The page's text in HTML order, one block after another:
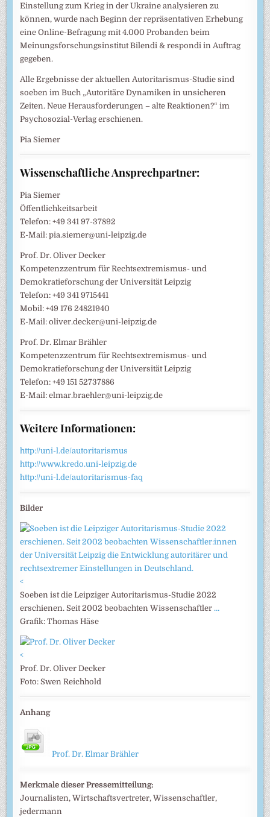
Einstellung zum Krieg in der Ukraine analysieren zu
können, wurde nach Beginn der repräsentativen Erhebung
eine Online-Befragung mit 4.000 Probanden beim
Meinungsforschungsinstitut Bilendi & respondi in Auftrag
gegeben.
Alle Ergebnisse der aktuellen Autoritarismus-Studie sind
soeben im Buch „Autoritäre Dynamiken in unsicheren
Zeiten. Neue Herausforderungen – alte Reaktionen?“ im
Psychosozial-Verlag erschienen.
Pia Siemer
Wissenschaftliche Ansprechpartner:
Pia Siemer
Öffentlichkeitsarbeit
Telefon: +49 341 97-37892
E-Mail: pia.siemer@uni-leipzig.de
Prof. Dr. Oliver Decker
Kompetenzzentrum für Rechtsextremismus- und
Demokratieforschung der Universität Leipzig
Telefon: +49 341 9715441
Mobil: +49 176 24821940
E-Mail: oliver.decker@uni-leipzig.de
Prof. Dr. Elmar Brähler
Kompetenzzentrum für Rechtsextremismus- und
Demokratieforschung der Universität Leipzig
Telefon: +49 151 52737886
E-Mail: elmar.braehler@uni-leipzig.de
Weitere Informationen:
http://uni-l.de/autoritarismus
http://www.kredo.uni-leipzig.de
http://uni-l.de/autoritarismus-faq
Bilder
<
Soeben ist die Leipziger Autoritarismus-Studie 2022
erschienen. Seit 2002 beobachten Wissenschaftler…
Grafik: Thomas Häse
<
Prof. Dr. Oliver Decker
Foto: Swen Reichhold
Anhang
Prof. Dr. Elmar Brähler
Merkmale dieser Pressemitteilung:
Journalisten, Wirtschaftsvertreter, Wissenschaftler,
jedermann